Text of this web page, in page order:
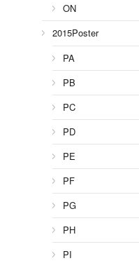
ON
2015Poster
PA
PB
PC
PD
PE
PF
PG
PH
PI